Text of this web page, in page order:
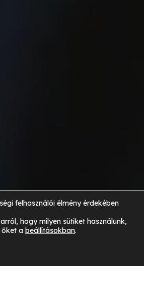
felhasználói élmény érdekében
hogy milyen sütiket használunk,
a beállításokban.